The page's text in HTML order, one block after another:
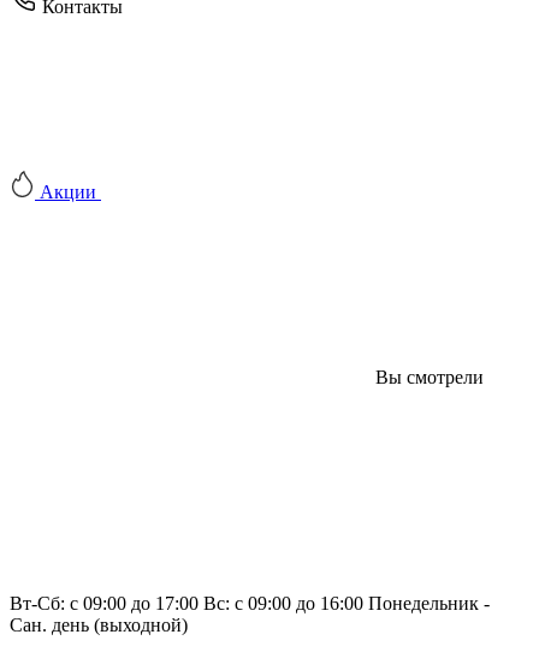
Контакты
Акции
Вы смотрели
Вт-Сб: с 09:00 до 17:00 Вс: с 09:00 до 16:00 Понедельник -
Сан. день (выходной)